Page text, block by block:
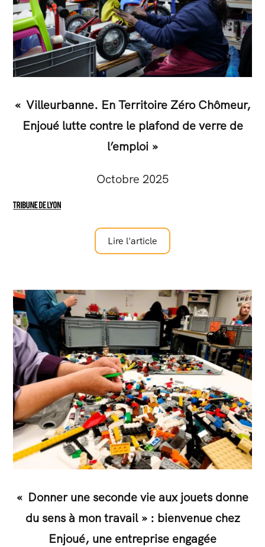
« Villeurbanne. En Territoire Zéro Chômeur,
Enjoué lutte contre le plafond de verre de
l’emploi »
Octobre 2025
Lire l'article
« Donner une seconde vie aux jouets donne
du sens à mon travail » : bienvenue chez
Enjoué, une entreprise engagée